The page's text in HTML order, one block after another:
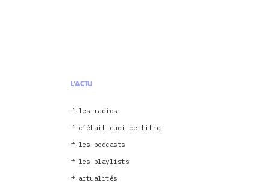
L'ACTU
les radios
c’était quoi ce titre
les podcasts
les playlists
actualités